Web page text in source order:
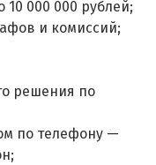
10 000 000 рублей;
и комиссий;
решения по
по телефону —